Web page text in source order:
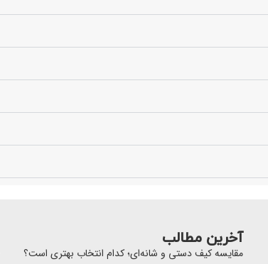
آخرین مطالب
مقایسه کیف دستی و شانه‌ای؛ کدام انتخاب بهتری است؟